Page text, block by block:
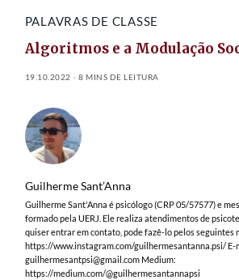
PALAVRAS DE CLASSE
Algoritmos e a Modulação
19.10.2022 8 MINS DE LEITURA
Guilherme Sant’Anna
Guilherme Sant'Anna é psicólogo (CRP 05/57577) e
formado pela UERJ. Ele realiza atendimentos de
quiser entrar em contato, pode fazê-lo pelos seguintes
https://www.instagram.com/guilhermesantanna.psi/ E-
guilhermesantpsi@gmail.comMedium:
https://medium.com/@guilhermesantannapsi